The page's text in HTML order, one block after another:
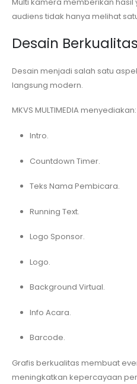
audiens tidak hanya melihat
Desain Berkualitas
Desain menjadi salah satu
langsung modern.
MKVS MULTIMEDIA menyediakan:
Intro.
Countdown Timer.
Teks Nama Pembicara.
Running Text.
Logo Sponsor.
Logo.
Background Virtual.
Info Acara.
Barcode.
Grafis berkualitas membuat
meningkatkan kepercayaan